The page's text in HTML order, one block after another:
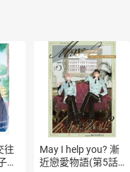
往
May I help you? 漸
近戀愛物語(第5話)